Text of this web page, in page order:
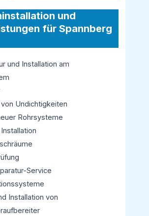
und
für Spannberg
und Installation am
Undichtigkeiten
Rohrsysteme
Service
Installation von